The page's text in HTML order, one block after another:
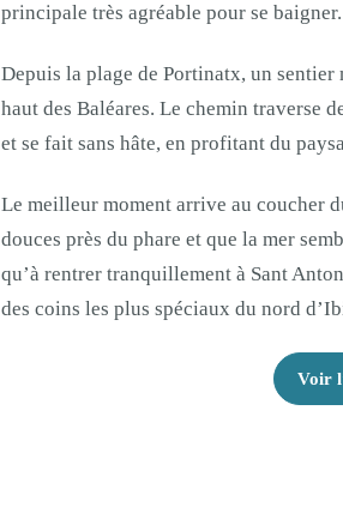
principale très agréable pour se baigner.
Depuis la plage de Portinatx, un sentier
haut des Baléares. Le chemin traverse
et se fait sans hâte, en profitant du
Le meilleur moment arrive au coucher
douces près du phare et que la mer
qu’à rentrer tranquillement à Sant
des coins les plus spéciaux du nord
Voir